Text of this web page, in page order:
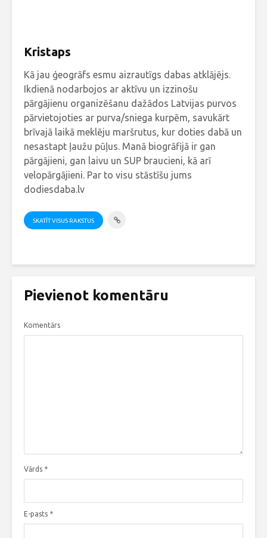
Kristaps
Kā jau ģeogrāfs esmu aizrautīgs dabas atklājējs.
Ikdienā nodarbojos ar aktīvu un izzinošu
pārgājienu organizēšanu dažādos Latvijas purvos
pārvietojoties ar purva/sniega kurpēm, savukārt
brīvajā laikā meklēju maršrutus, kur doties dabā un
nesastapt ļaužu pūļus. Manā biogrāfijā ir gan
pārgājieni, gan laivu un SUP braucieni, kā arī
velopārgājieni. Par to visu stāstīšu jums
dodiesdaba.lv
SKATĪT VISUS RAKSTUS
Pievienot komentāru
Komentārs
Vārds *
E-pasts *